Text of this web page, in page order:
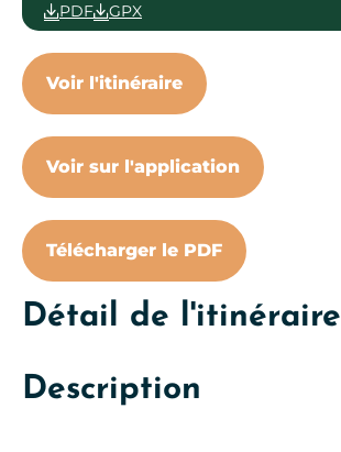
Détail de l'itinéraire
Description
PDF GPX
Voir l'itinéraire
Voir sur l'application
Télécharger le PDF